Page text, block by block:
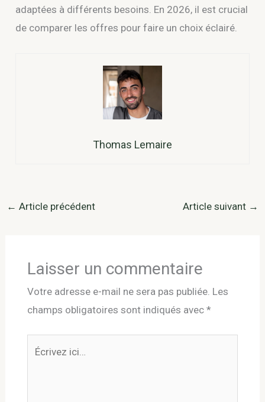
adaptées à différents besoins. En 2026, il est crucial
de comparer les offres pour faire un choix éclairé.
Thomas Lemaire
← Article précédent Article suivant →
Laisser un commentaire
Votre adresse e-mail ne sera pas publiée. Les
champs obligatoires sont indiqués avec *